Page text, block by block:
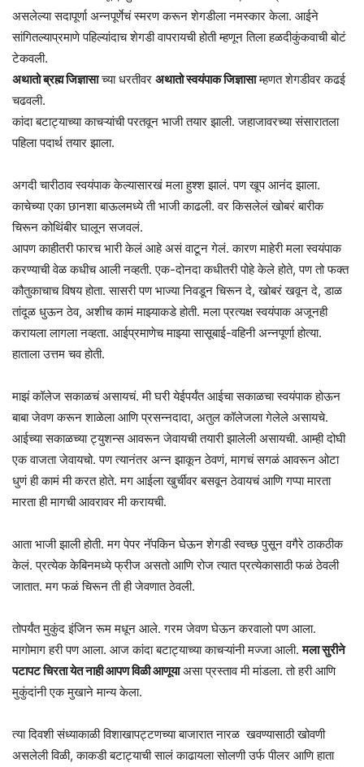
असलेल्या सदापूर्णा अन्नपूर्णेचं स्मरण करून शेगडीला नमस्कार केला. आईने
सांगितल्याप्रमाणे पहिल्यांदाच शेगडी वापरायची होती म्हणून तिला हळदीकुंकवाची बोटं
टेकवली.
अथातो ब्रह्म जिज्ञासाच्या धरतीवर अथातो स्वयंपाक जिज्ञासाम्हणत शेगडीवर कढई
चढवली.
कांदा बटाट्याच्या काचऱ्यांची परतवून भाजी तयार झाली. जहाजावरच्या संसारातला
पहिला पदार्थ तयार झाला.
अगदी चारीठाव स्वयंपाक केल्यासारखं मला हुश्श झालं. पण खूप आनंद झाला.
काचेच्या एका छानशा बाऊलमध्ये ती भाजी काढली. वर किसलेलं खोबरं बारीक
चिरून कोथिंबीर घालून सजवलं.
आपण काहीतरी फारच भारी केलं आहे असं वाटून गेलं. कारण माहेरी मला स्वयंपाक
करण्याची वेळ कधीच आली नव्हती. एक-दोनदा कधीतरी पोहे केले होते, पण तो फक्त
कौतुकाचाच विषय होता. सासरी पण भाज्या निवडून चिरून दे, खोबरं खवून दे, डाळ
तांदूळ धुऊन ठेव, अशीच कामं माझ्याकडे होती. मला प्रत्यक्ष स्वयंपाक अजूनही
करायला लागला नव्हता. आईप्रमाणेच माझ्या सासूबाई-वहिनी अन्नपूर्णा होत्या.
हाताला उत्तम चव होती.
माझं कॉलेज सकाळचं असायचं. मी घरी येईपर्यंत आईचा सकाळचा स्वयंपाक होऊन
बाबा जेवण करून शाळेला आणि प्रसन्नदादा, अतुल कॉलेजला गेलेले असायचे.
‌आईच्या सकाळच्या ट्युशन्स आवरून जेवायची तयारी झालेली असायची. आम्ही दोघी
एक वाजता जेवायचो. पण त्यानंतर अन्न झाकून ठेवणं, मागचं सगळं आवरून ओटा
धुणं ही कामं मी करत होते. मग आईला खुर्चीवर बसवून ठेवायचं आणि गप्पा मारता
मारता ही मागची आवरावर मी करायची.
आता भाजी झाली होती. मग पेपर नॅपकिन घेऊन शेगडी स्वच्छ पुसून वगैरे ठाकठीक
केलं. प्रत्येक केबिनमध्ये फ्रीज असतो आणि रोज त्यात प्रत्येकासाठी फळं ठेवली
जातात. मग फळं चिरून ती ही जेवणात ठेवली.
तोपर्यंत मुकुंद इंजिन रूम मधून आले. गरम जेवण घेऊन करवालो पण आला.
मागोमाग हरी पण आला. आज कांदा बटाट्याच्या काचऱ्यांनी मज्जा आली.मला सुरीने
पटापट चिरता येत नाही आपण विळी आणूयाअसा प्रस्ताव मी मांडला. तो हरी आणि
मुकुंदांनी एक मुखाने मान्य केला.
त्या दिवशी संध्याकाळी विशाखापट्टणच्या बाजारात नारळ खवण्यासाठी खोवणी
असलेली विळी, काकडी बटाट्याची सालं काढायला सोलणी उर्फ पीलर आणि हाता